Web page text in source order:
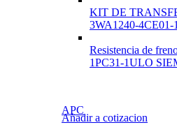
KIT DE
3WA1240-
Resistencia de
1PC31-1ULO
APC
Añadir a cotizacion